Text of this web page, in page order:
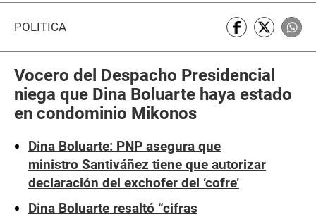
POLÍTICA
Vocero del Despacho Presidencial
niega que Dina Boluarte haya estado
en condominio Mikonos
Dina Boluarte: PNP asegura que
ministro Santiváñez tiene que autorizar
declaración del exchofer del ‘cofre’
Dina Boluarte resaltó “cifras